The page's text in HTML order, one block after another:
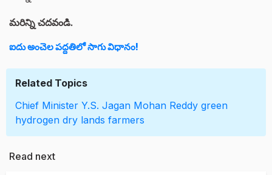
మరిన్ని చదవండి.
ఐదు అంచెల పద్దతిలో సాగు విధానం!
Related Topics
Chief Minister Y.S. Jagan Mohan Reddy green
hydrogen dry lands farmers
Read next